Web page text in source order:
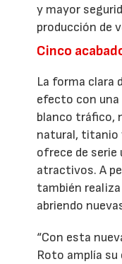
y mayor
producción de
Cinco
La forma clara
efecto con una
blanco tráfico,
natural, titanio
ofrece de serie
atractivos. A
también
abriendo
“Con esta
Roto amplía